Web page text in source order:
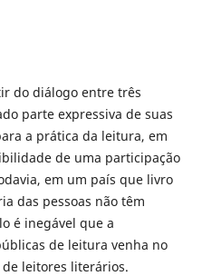
do diálogo entre três
parte expressiva de suas
a prática da leitura, em
de uma participação
em um país que livro
das pessoas não têm
é inegável que a
de leitura venha no
leitores literários.